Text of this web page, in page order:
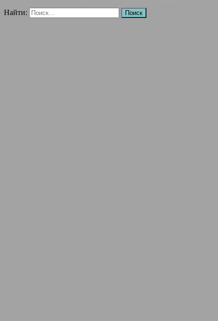
Найти: